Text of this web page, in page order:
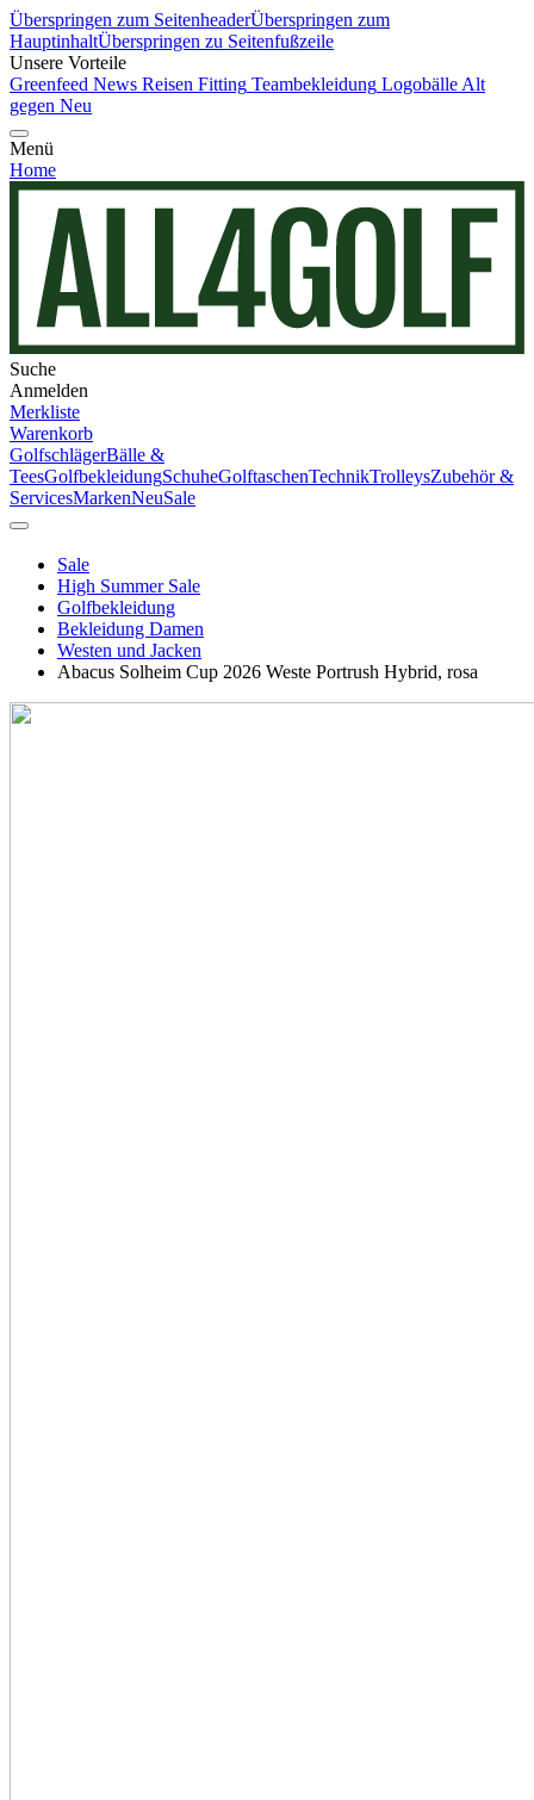
Überspringen zum SeitenheaderÜberspringen zum
HauptinhaltÜberspringen zu Seitenfußzeile
Unsere Vorteile
Greenfeed News Reisen Fitting Teambekleidung Logobälle Alt
gegen Neu
Menü
Home
Suche
Anmelden
Merkliste
Warenkorb
GolfschlägerBälle &
TeesGolfbekleidungSchuheGolftaschenTechnikTrolleysZubehör &
ServicesMarkenNeuSale
Sale
High Summer Sale
Golfbekleidung
Bekleidung Damen
Westen und Jacken
Abacus Solheim Cup 2026 Weste Portrush Hybrid, rosa